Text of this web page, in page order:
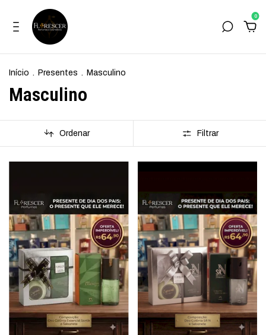
0
Início . Presentes . Masculino
Masculino
Ordenar Filtrar